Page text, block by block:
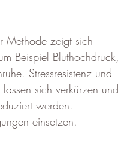
Methode zeigt sich
Beispiel Bluthochdruck,
Stressresistenz und
sich verkürzen und
werden.
einsetzen.